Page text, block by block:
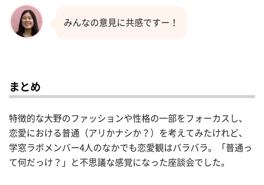
みんなの意見に共感ですー！
まとめ
特徴的な大野のファッションや性格の一部をフォーカスし、
恋愛における普通（アリかナシか？）を考えてみたけれど、
学窓ラボメンバー4人のなかでも恋愛観はバラバラ。「普通っ
て何だっけ？」と不思議な感覚になった座談会でした。